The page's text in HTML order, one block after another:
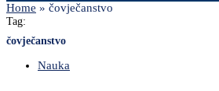
Home » čovječanstvo
Tag:
čovječanstvo
Nauka